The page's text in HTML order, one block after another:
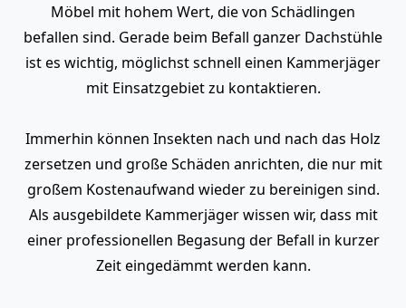
Möbel mit hohem Wert, die von Schädlingen
befallen sind. Gerade beim Befall ganzer Dachstühle
ist es wichtig, möglichst schnell einen Kammerjäger
mit Einsatzgebiet zu kontaktieren.
Immerhin können Insekten nach und nach das Holz
zersetzen und große Schäden anrichten, die nur mit
großem Kostenaufwand wieder zu bereinigen sind.
Als ausgebildete Kammerjäger wissen wir, dass mit
einer professionellen Begasung der Befall in kurzer
Zeit eingedämmt werden kann.